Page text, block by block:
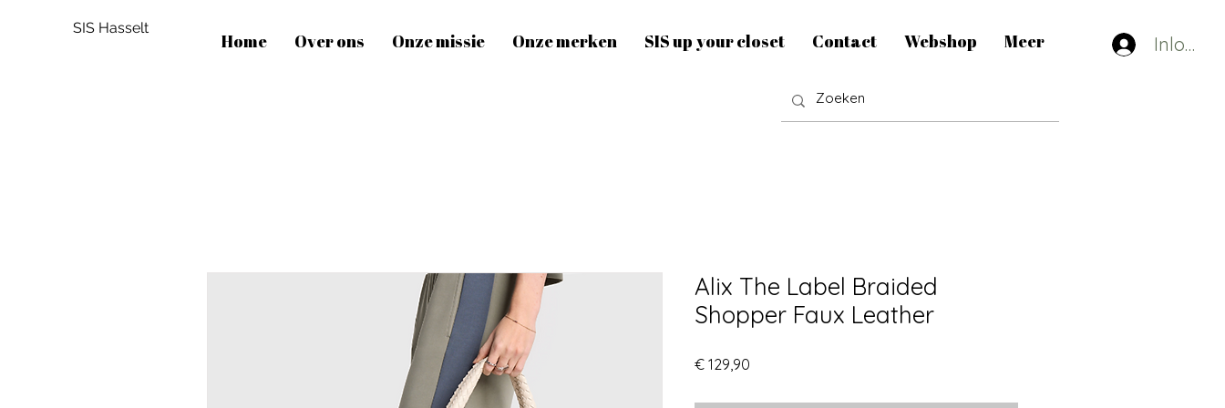
SIS Hasselt
Home Over ons Onze missie Onze merken SIS up your closet Contact Webshop Meer
Alix The Label Braided
Shopper Faux Leather
€ 129,90